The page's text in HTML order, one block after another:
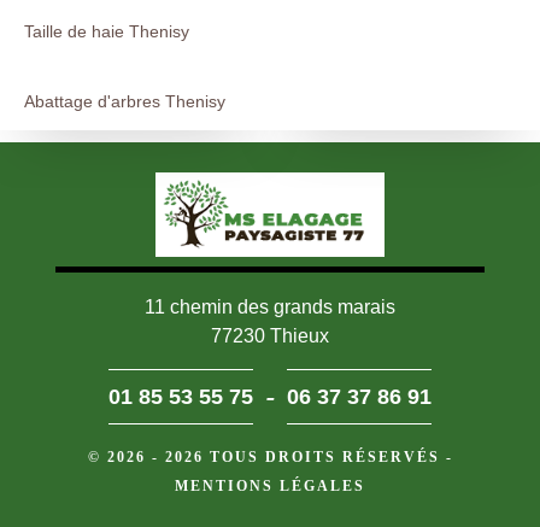
Taille de haie Thenisy
Abattage d'arbres Thenisy
11 chemin des grands marais
77230 Thieux
01 85 53 55 75 - 06 37 37 86 91
© 2026 - 2026 TOUS DROITS RÉSERVÉS -
MENTIONS LÉGALES